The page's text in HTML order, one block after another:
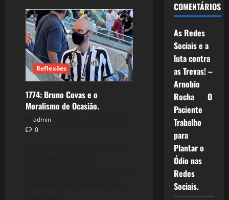
Os
Direitos
Humanos
dos
mais
Vulneráveis
Reflexões
1774: Bruno Covas e o
Moralismo de Ocasião.
admin
0
COMENTÁRIOS
As Redes
Sociais e a
luta contra
as Trevas! –
Arnobio
Rochaem O
Paciente
Trabalho
para
Plantar o
Ódio nas
Redes
Sociais.